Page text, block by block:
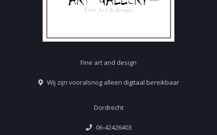
Fine art and design
Wij zijn vooralsnog alleen digitaal bereikbaar
Dordrecht
06-42426403